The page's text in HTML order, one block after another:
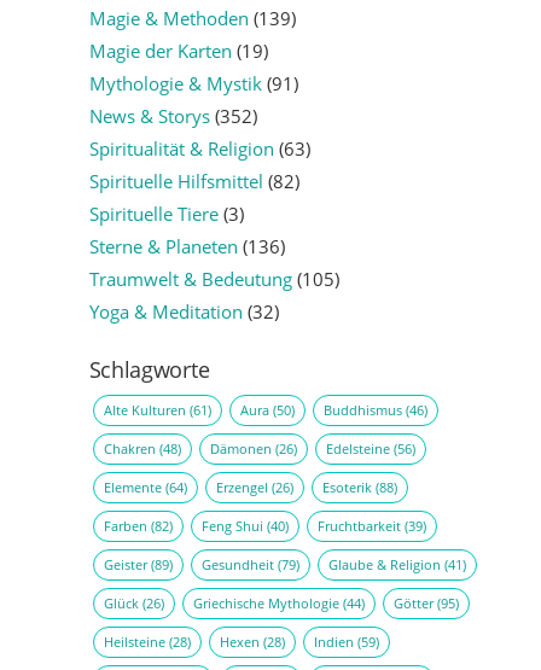
Magie & Methoden (139)
Magie der Karten (19)
Mythologie & Mystik(91)
News & Storys(352)
Spiritualität & Religion (63)
Spirituelle Hilfsmittel (82)
Spirituelle Tiere(3)
Sterne & Planeten (136)
Traumwelt & Bedeutung(105)
Yoga & Meditation (32)
Schlagworte
Alte Kulturen (61) Aura(50) Buddhismus(46)
Chakren (48) Dämonen (26) Edelsteine(56)
Elemente(64) Erzengel (26) Esoterik(88)
Farben (82) Feng Shui (40) Fruchtbarkeit(39)
Geister(89) Gesundheit(79) Glaube & Religion (41)
Glück(26) Griechische Mythologie(44) Götter(95)
Heilsteine(28) Hexen (28) Indien (59)